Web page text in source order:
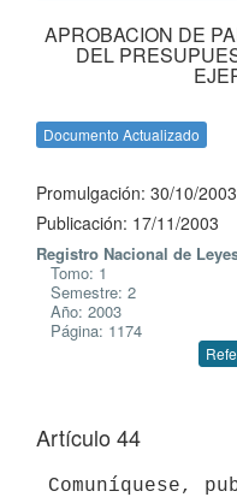
APROBACION DE
DEL
Documento Actualizado
Promulgación: 30/10/2003
Publicación: 17/11/2003
Registro Nacional de
Tomo: 1
Semestre: 2
Año: 2003
Página: 1174
Artículo 44